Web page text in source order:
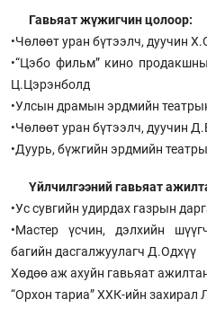
Гавьяат жүжигчин цолоор:
•Чөлөөт уран бүтээлч, дуучин
•“Цэбо фильм” кино
Ц.Цэрэнболд
•Улсын драмын эрдмийн
•Чөлөөт уран бүтээлч, дуучин
•Дуурь, бүжгийн эрдмийн
Үйлчилгээний гавьяат
•Ус сувгийн удирдах газрын
•Мастер үсчин, дэлхийн
багийн дасгалжуулагч Д.Одхүү
Хөдөө аж ахуйн гавьяат
“Орхон тариа” ХХК-ийн